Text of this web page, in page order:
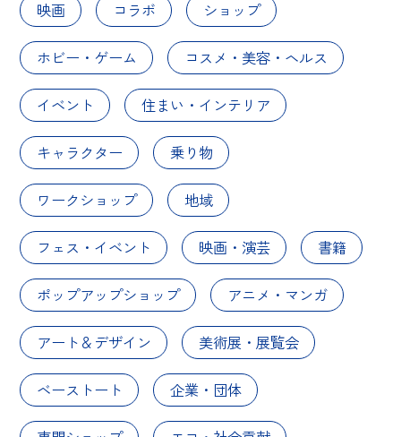
映画 コラボ ショップ
ホビー・ゲーム コスメ・美容・ヘルス
イベント 住まい・インテリア
キャラクター 乗り物
ワークショップ 地域
フェス・イベント 映画・演芸 書籍
ポップアップショップ アニメ・マンガ
アート＆デザイン 美術展・展覧会
ベーストート 企業・団体